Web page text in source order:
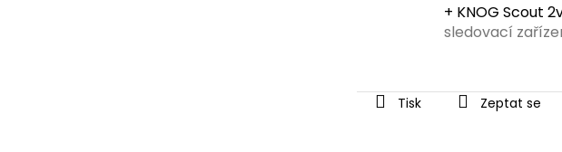
+ KNOG Scout
sledovací
Tisk Zeptat se